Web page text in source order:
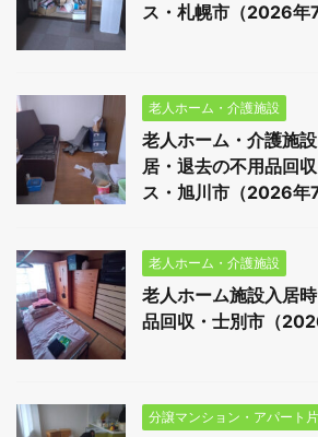
ス・札幌市（2026年7
老人ホーム・介護施設
老人ホーム・介護施
居・退去の不用品回
ス・旭川市（2026年7
老人ホーム・介護施設
老人ホーム施設入居
品回収・士別市（
分譲マンション・アパート